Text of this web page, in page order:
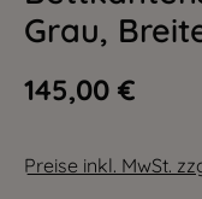
Grau,
145,00 €
Preise inkl. MwSt.